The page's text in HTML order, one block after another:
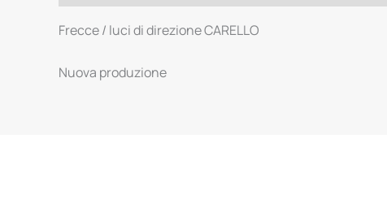
Frecce / luci di direzione CARELLO
Nuova produzione